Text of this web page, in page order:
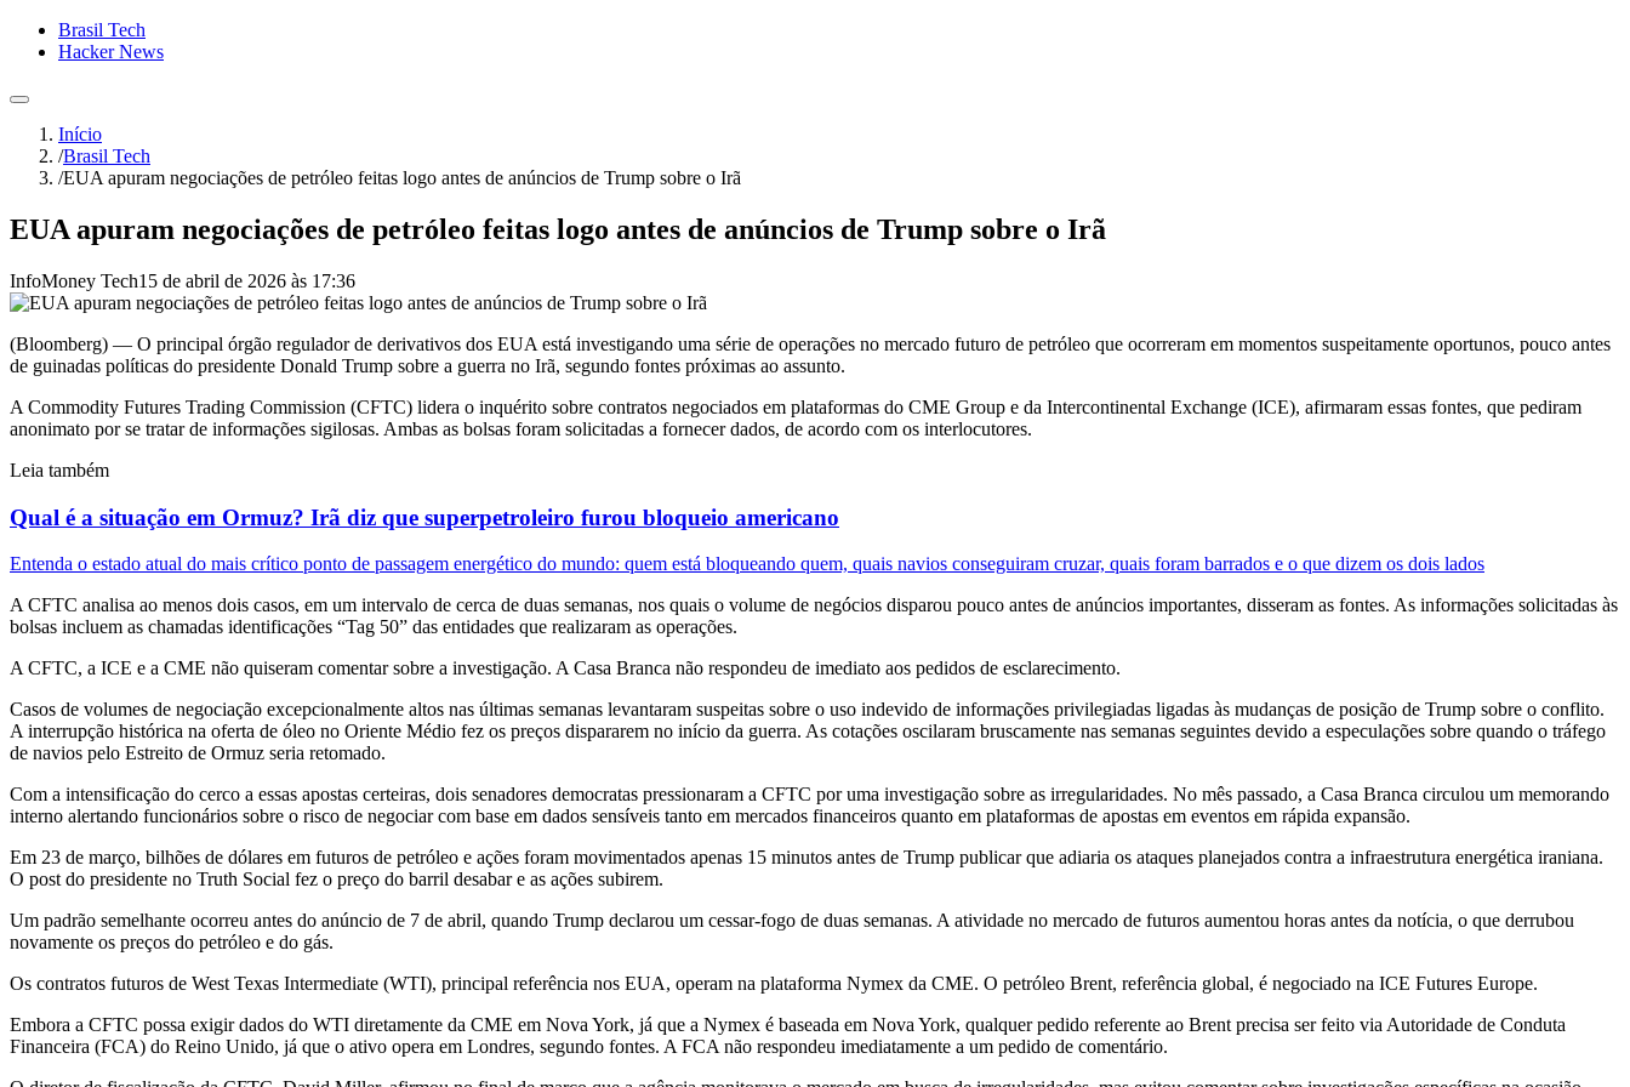
Brasil Tech
Hacker News
Início
/Brasil Tech
/EUA apuram negociações de petróleo feitas logo antes de anúncios de Trump sobre o Irã
EUA apuram negociações de petróleo feitas logo antes de anúncios de Trump sobre o Irã
InfoMoney Tech15 de abril de 2026 às 17:36
(Bloomberg) — O principal órgão regulador de derivativos dos EUA está investigando uma série de operações no mercado futuro de petróleo que ocorreram em momentos suspeitamente oportunos, pouco antes
de guinadas políticas do presidente Donald Trump sobre a guerra no Irã, segundo fontes próximas ao assunto.
A Commodity Futures Trading Commission (CFTC) lidera o inquérito sobre contratos negociados em plataformas do CME Group e da Intercontinental Exchange (ICE), afirmaram essas fontes, que pediram
anonimato por se tratar de informações sigilosas. Ambas as bolsas foram solicitadas a fornecer dados, de acordo com os interlocutores.
Leia também
Qual é a situação em Ormuz? Irã diz que superpetroleiro furou bloqueio americano
Entenda o estado atual do mais crítico ponto de passagem energético do mundo: quem está bloqueando quem, quais navios conseguiram cruzar, quais foram barrados e o que dizem os dois lados
A CFTC analisa ao menos dois casos, em um intervalo de cerca de duas semanas, nos quais o volume de negócios disparou pouco antes de anúncios importantes, disseram as fontes. As informações solicitadas às
bolsas incluem as chamadas identificações “Tag 50” das entidades que realizaram as operações.
A CFTC, a ICE e a CME não quiseram comentar sobre a investigação. A Casa Branca não respondeu de imediato aos pedidos de esclarecimento.
Casos de volumes de negociação excepcionalmente altos nas últimas semanas levantaram suspeitas sobre o uso indevido de informações privilegiadas ligadas às mudanças de posição de Trump sobre o conflito.
A interrupção histórica na oferta de óleo no Oriente Médio fez os preços dispararem no início da guerra. As cotações oscilaram bruscamente nas semanas seguintes devido a especulações sobre quando o tráfego
de navios pelo Estreito de Ormuz seria retomado.
Com a intensificação do cerco a essas apostas certeiras, dois senadores democratas pressionaram a CFTC por uma investigação sobre as irregularidades. No mês passado, a Casa Branca circulou um memorando
interno alertando funcionários sobre o risco de negociar com base em dados sensíveis tanto em mercados financeiros quanto em plataformas de apostas em eventos em rápida expansão.
Em 23 de março, bilhões de dólares em futuros de petróleo e ações foram movimentados apenas 15 minutos antes de Trump publicar que adiaria os ataques planejados contra a infraestrutura energética iraniana.
O post do presidente no Truth Social fez o preço do barril desabar e as ações subirem.
Um padrão semelhante ocorreu antes do anúncio de 7 de abril, quando Trump declarou um cessar-fogo de duas semanas. A atividade no mercado de futuros aumentou horas antes da notícia, o que derrubou
novamente os preços do petróleo e do gás.
Os contratos futuros de West Texas Intermediate (WTI), principal referência nos EUA, operam na plataforma Nymex da CME. O petróleo Brent, referência global, é negociado na ICE Futures Europe.
Embora a CFTC possa exigir dados do WTI diretamente da CME em Nova York, já que a Nymex é baseada em Nova York, qualquer pedido referente ao Brent precisa ser feito via Autoridade de Conduta
Financeira (FCA) do Reino Unido, já que o ativo opera em Londres, segundo fontes. A FCA não respondeu imediatamente a um pedido de comentário.